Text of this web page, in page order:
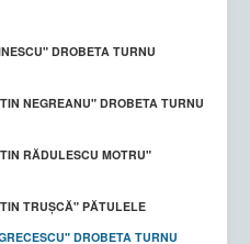
DROBETA TURNU
NEGREANU" DROBETA TURNU
RĂDULESCU MOTRU"
TRUŞCĂ" PĂTULELE
DROBETA TURNU